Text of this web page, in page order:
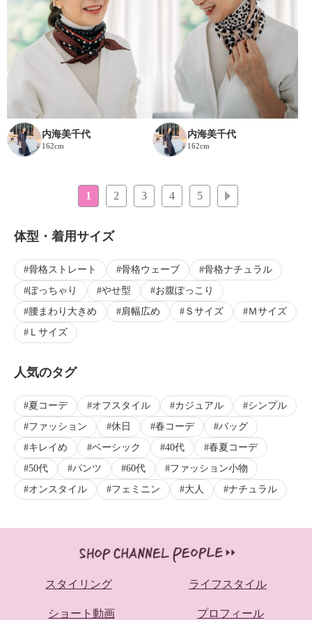
内海美千代
162cm
内海美千代
162cm
1 2 3 4 5
体型・着用サイズ
骨格ストレート 骨格ウェーブ
骨格ナチュラル
ぽっちゃり
やせ型
お腹ぽっこり
腰まわり大きめ
肩幅広め Ｓサイズ
Ｍサイズ
Ｌサイズ
人気のタグ
夏コーデ オフスタイル カジュアル
シンプル
ファッション
休日 春コーデ
バッグ
キレイめ
ベーシック 40代
春夏コーデ
50代
パンツ 60代
ファッション小物
オンスタイル
フェミニン 大人 ナチュラル
スタイリング ライフスタイル
ショート動画 プロフィール